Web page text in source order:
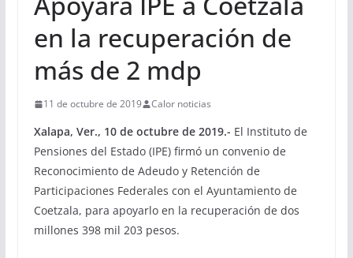
en la recuperación de
más de 2 mdp
11 de octubre de 2019 Calor noticias
Xalapa, Ver., 10 de octubre de 2019.- El Instituto de
Pensiones del Estado (IPE) firmó un convenio de
Reconocimiento de Adeudo y Retención de
Participaciones Federales con el Ayuntamiento de
Coetzala, para apoyarlo en la recuperación de dos
millones 398 mil 203 pesos.